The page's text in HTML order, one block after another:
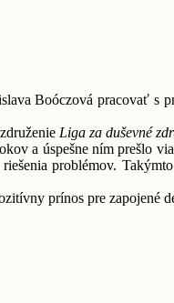
Boóczová pracovať s
Liga za duševné
a úspešne ním prešlo
problémov.
prínos pre zapojené